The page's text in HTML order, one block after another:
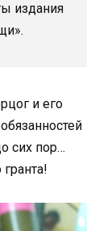
издания
и его
сих пор…